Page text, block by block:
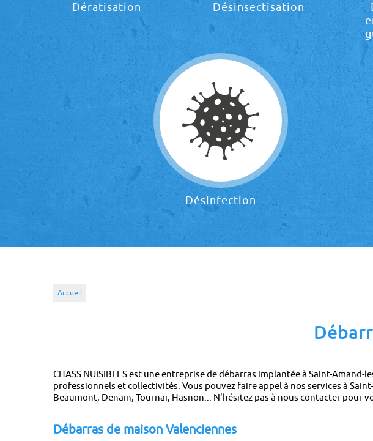
Dératisation Désinsectisation
Désinfection
Accueil
CHASS NUISIBLES est une entreprise de débarras implantée à Saint-
professionnels et collectivités. Vous pouvez faire appel à nos services à
Beaumont, Denain, Tournai, Hasnon... N'hésitez pas à nous contacter
Débarras de maison Valenciennes